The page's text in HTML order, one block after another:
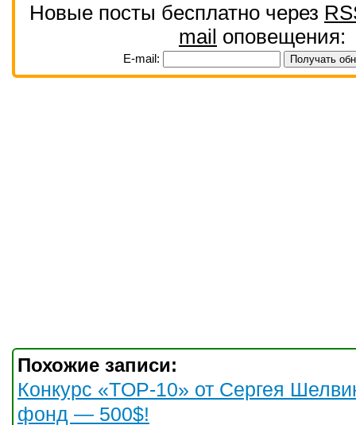
Новые посты бесплатно через
mail оповещения:
E-mail:
Похожие записи:
Конкурс «TOP-10» от Сергея
фонд — 500$!